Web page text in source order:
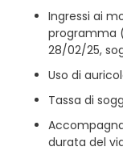
Ingressi ai
programma
28/02/25,
Uso di
Tassa di
durata del